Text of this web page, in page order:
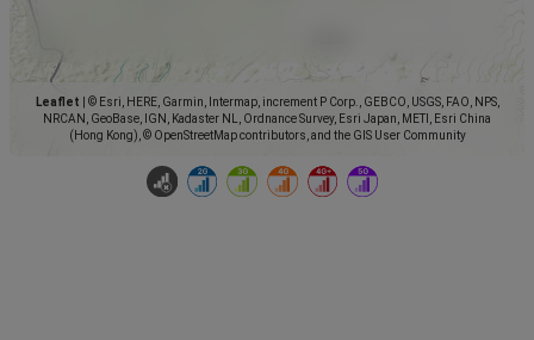
Leaflet
© Esri, HERE, Garmin, Intermap, increment P Corp., GEBCO, USGS, FAO, NPS,
NRCAN, GeoBase, IGN, Kadaster NL, Ordnance Survey, Esri Japan, METI, Esri China
(Hong Kong), © OpenStreetMap contributors, and the GIS User Community